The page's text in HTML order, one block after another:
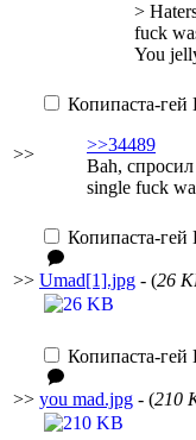
>
fuck
You
>>
Копипаста-гей
>>34489
Bah,
single fuck
>>
Копипаста-гей
Umad[1].jpg - (26
>>
Копипаста-гей
you mad.jpg - (210